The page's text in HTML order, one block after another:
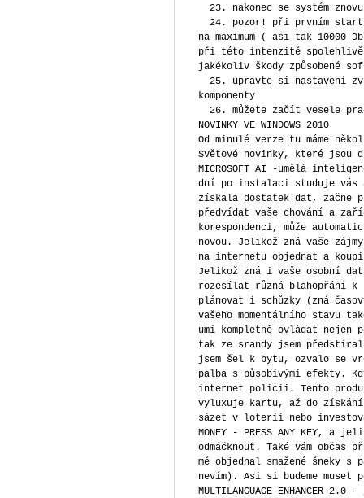
23. nakonec se systém
24. pozor! při prvním startu
na maximum ( asi tak 10000
při této intenzitě spolehlivě
jakékoliv škody způsobené
25. upravte si nastaveni
komponenty
26. můžete začít vesele
NOVINKY VE WINDOWS 2010
Od minulé verze tu máme
Světové novinky, které jsou
MICROSOFT AI -umělá
dní po instalaci studuje vás
získala dostatek dat, začne
předvídat vaše chování a
korespondenci, může
novou. Jelikož zná vaše
na internetu objednat a
Jelikož zná i vaše osobní
rozesílat různá blahopřání k
plánovat i schůzky (zná
vašeho momentálního stavu
umí kompletně ovládat
tak ze srandy jsem
jsem šel k bytu, ozvalo se
palba s působivými efekty.
internet policii. Tento
vyluxuje kartu, až do získání
sázet v loterii nebo investovat
MONEY - PRESS ANY KEY,
odmáčknout. Také vám
mě objednal smažené šneky
nevím). Asi si budeme
MULTILANGUAGE